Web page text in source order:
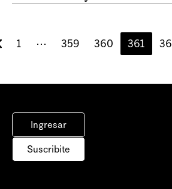
1 ⋯ 359 360 361
Ingresar
Suscribite